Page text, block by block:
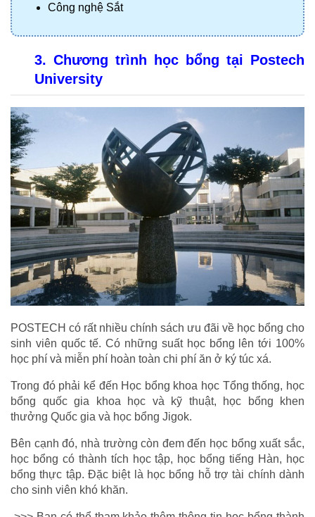
Công nghệ Sắt
3. Chương trình học bổng tại Postech
University
POSTECH có rất nhiều chính sách ưu đãi về học bổng cho
sinh viên quốc tế. Có những suất học bổng lên tới 100%
học phí và miễn phí hoàn toàn chi phí ăn ở ký túc xá.
Trong đó phải kể đến Học bổng khoa học Tổng thống, học
bổng quốc gia khoa học và kỹ thuật, học bổng khen
thưởng Quốc gia và học bổng Jigok.
Bên cạnh đó, nhà trường còn đem đến học bổng xuất sắc,
học bổng có thành tích học tập, học bổng tiếng Hàn, học
bổng thực tập. Đặc biệt là học bổng hỗ trợ tài chính dành
cho sinh viên khó khăn.